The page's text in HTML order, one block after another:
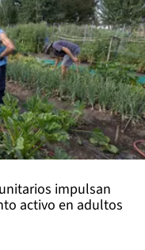
impulsan
activo en adultos